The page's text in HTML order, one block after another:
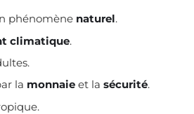
phénomène naturel.
climatique.
la monnaie et la sécurité.